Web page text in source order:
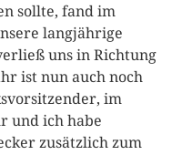
sollte, fand im
langjährige
uns in Richtung
ist nun auch noch
im
und ich habe
zusätzlich zum